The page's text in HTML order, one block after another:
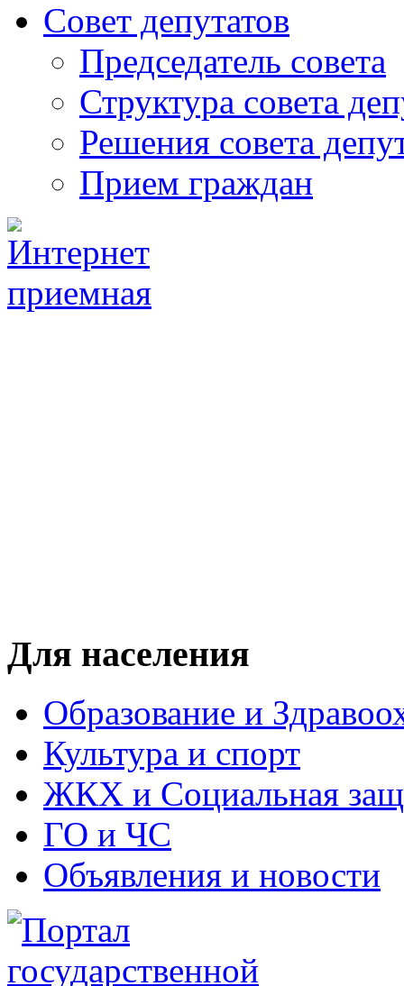
Совет депутатов
Председатель совета
Структура совета
Решения совета
Прием граждан
Для населения
Образование и
Культура и спорт
ЖКХ и Социальная
ГО и ЧС
Объявления и новости